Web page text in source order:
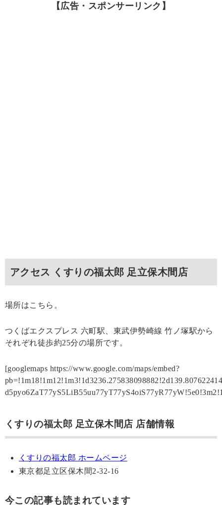
【広告・スポンサーリンク】
アクセス くすりの福太郎 足立保木間店
場所はこちら。
つくばエクスプレス 六町駅、東武伊勢崎線 竹ノ塚駅から
それぞれ徒歩約25分の場所です。
[googlemaps https://www.google.com/maps/embed?
くすりの福太郎 足立保木間店 店舗情報
くすりの福太郎 ホームページ
東京都足立区保木間2-32-16
今この記事も読まれています